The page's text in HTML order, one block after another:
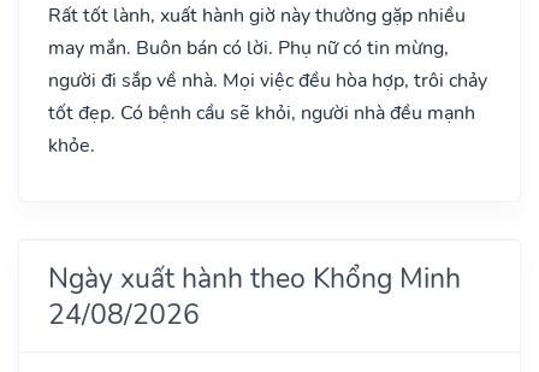
Rất tốt lành, xuất hành giờ này thường gặp nhiều
may mắn. Buôn bán có lời. Phụ nữ có tin mừng,
người đi sắp về nhà. Mọi việc đều hòa hợp, trôi chảy
tốt đẹp. Có bệnh cầu sẽ khỏi, người nhà đều mạnh
khỏe.
Ngày xuất hành theo Khổng Minh
24/08/2026